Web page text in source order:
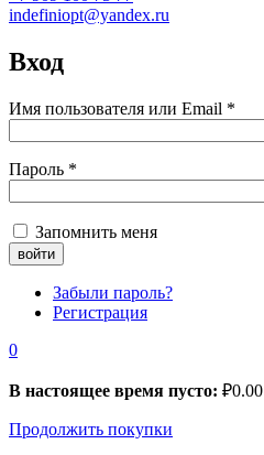
indefiniopt@yandex.ru
Вход
Имя пользователя или Email *
Пароль *
Запомнить меня
Забыли пароль?
Регистрация
0
В настоящее время пусто: ₽0.00
Продолжить покупки